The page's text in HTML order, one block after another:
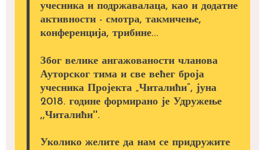
учесника и подржавалаца, као и додатне
активности - смотра, такмичење,
конференција, трибине...
Због велике ангажованости чланова
Ауторског тима и све већег броја
учесника Пројекта „Читалићи”, јуна
2018. године формирано је Удружење
,,Читалићи''.
Уколико желите да нам се придружите